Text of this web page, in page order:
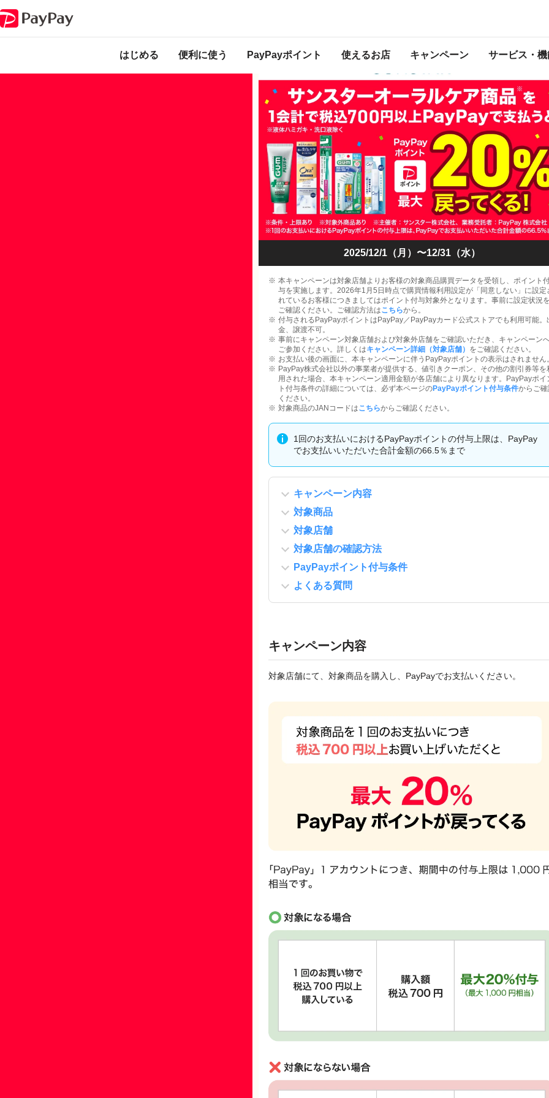
はじめる 便利に使う PayPayポイント 使えるお店 キャンペーン サービス・
のになります。開催中のキャンペーン一覧はこちら。
2025/12/1（月）〜12/31（水）
本キャンペーンは対象店舗よりお客様の対象商品購買データを受領し、ポイント
与を実施します。2026年1月5日時点で購買情報利用設定が「同意しない」に設定
れているお客様につきましてはポイント付与対象外となります。事前に設定状況を
ご確認ください。ご確認方法はこちらから。
付与されるPayPayポイントはPayPay／PayPayカード公式ストアでも利用可能。
金、譲渡不可。
事前にキャンペーン対象店舗および対象外店舗をご確認いただき、キャンペーン
ご参加ください。詳しくはキャンペーン詳細（対象店舗） をご確認ください。
お支払い後の画面に、本キャンペーンに伴うPayPayポイントの表示はされません。
PayPay株式会社以外の事業者が提供する、値引きクーポン、その他の割引券等を
用された場合、本キャンペーン適用金額が各店舗により異なります。PayPayポイ
ト付与条件の詳細については、必ず本ページのPayPayポイント付与条件からご
ください。
対象商品のJANコードはこちらからご確認ください。
1回のお支払いにおけるPayPayポイントの付与上限は、PayPay
でお支払いいただいた合計金額の66.5％まで
キャンペーン内容
対象商品
対象店舗
対象店舗の確認方法
PayPayポイント付与条件
よくある質問
キャンペーン内容
対象店舗にて、対象商品を購入し、PayPayでお支払いください。